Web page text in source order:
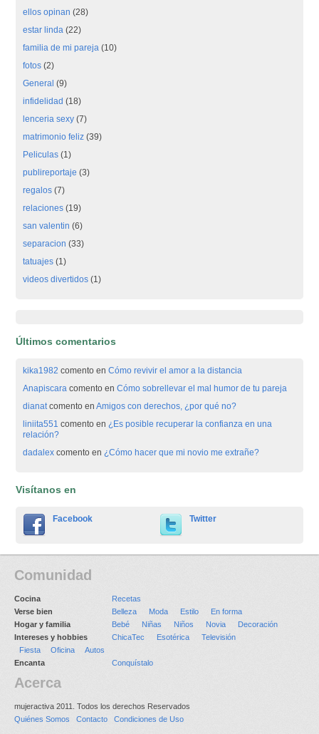
ellos opinan (28)
estar linda (22)
familia de mi pareja (10)
fotos (2)
General (9)
infidelidad (18)
lenceria sexy (7)
matrimonio feliz (39)
Peliculas (1)
publireportaje (3)
regalos (7)
relaciones (19)
san valentin (6)
separacion (33)
tatuajes (1)
videos divertidos (1)
Últimos comentarios
kika1982 comento enCómo revivir el amor a la distancia
Anapiscara comento enCómo sobrellevar el mal humor de tu pareja
dianatcomento enAmigos con derechos, ¿por qué no?
liniita551 comento en¿Es posible recuperar la confianza en una
relación?
dadalex comento en¿Cómo hacer que mi novio me extrañe?
Visítanos en
Facebook Twitter
Comunidad
Cocina
Recetas
Verse bien
Belleza Moda Estilo
En forma
Hogar y familia
Bebé Niñas Niños Novia
Decoración
Intereses y hobbies
ChicaTec Esotérica
Televisión
Fiesta
Oficina
Autos
Encanta
Conquístalo
Acerca
mujeractiva 2011. Todos los derechos Reservados
Quiénes Somos
Contacto Condiciones de Uso